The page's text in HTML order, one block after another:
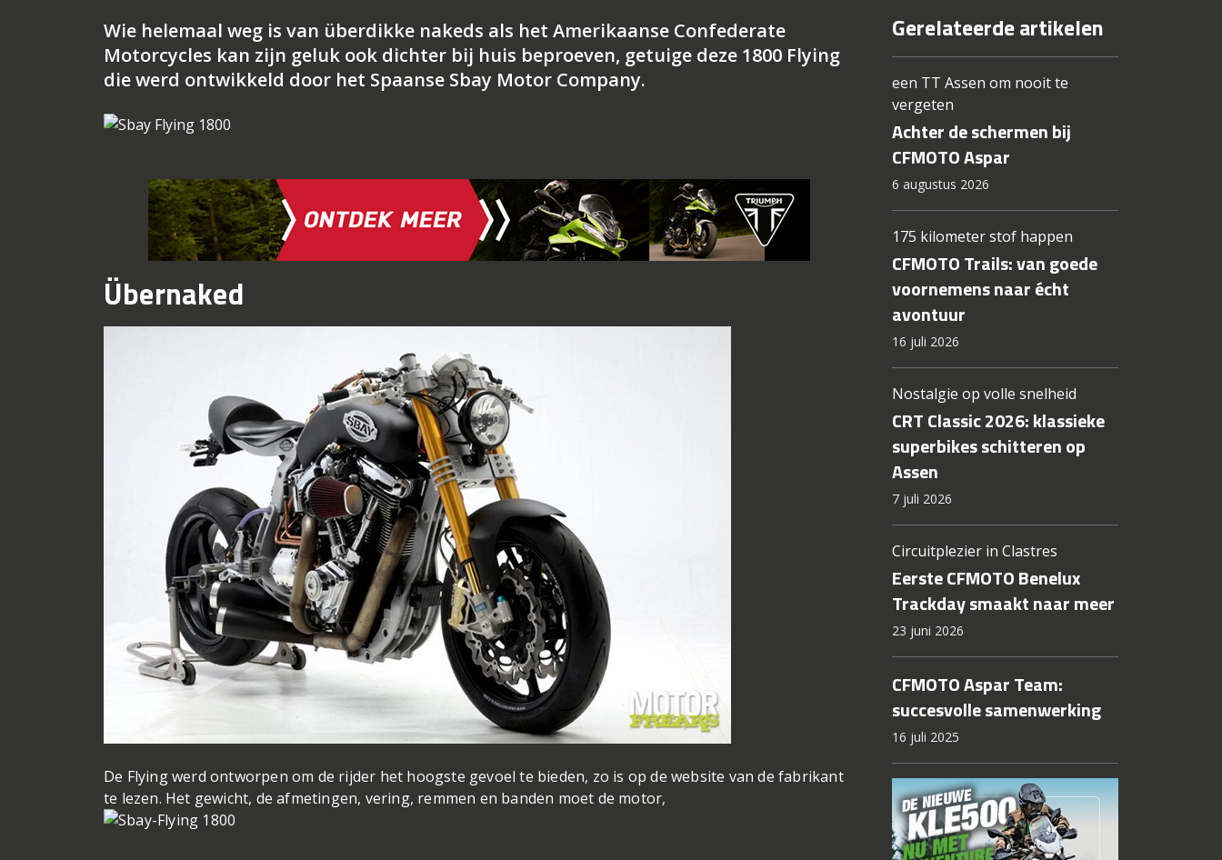
Wie helemaal weg is van überdikke nakeds als het Amerikaanse Confederate
Motorcycles kan zijn geluk ook dichter bij huis beproeven, getuige deze 1800 Flying
die werd ontwikkeld door het Spaanse Sbay Motor Company.
Übernaked
De Flying werd ontworpen om de rijder het hoogste gevoel te bieden, zo is op de website van de fabrikant
te lezen. Het gewicht, de afmetingen, vering, remmen en banden moet de motor,
Gerelateerde artikelen
een TT Assen om nooit te
vergeten
Achter de schermen bij
CFMOTO Aspar
6 augustus 2026
175 kilometer stof happen
CFMOTO Trails: van goede
voornemens naar écht
avontuur
16 juli 2026
Nostalgie op volle snelheid
CRT Classic 2026: klassieke
superbikes schitteren op
Assen
7 juli 2026
Circuitplezier in Clastres
Eerste CFMOTO Benelux
Trackday smaakt naar meer
23 juni 2026
CFMOTO Aspar Team:
succesvolle samenwerking
16 juli 2025